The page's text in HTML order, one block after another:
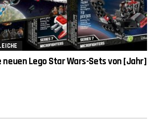
neuen Lego Star Wars-Sets von [Jahr]